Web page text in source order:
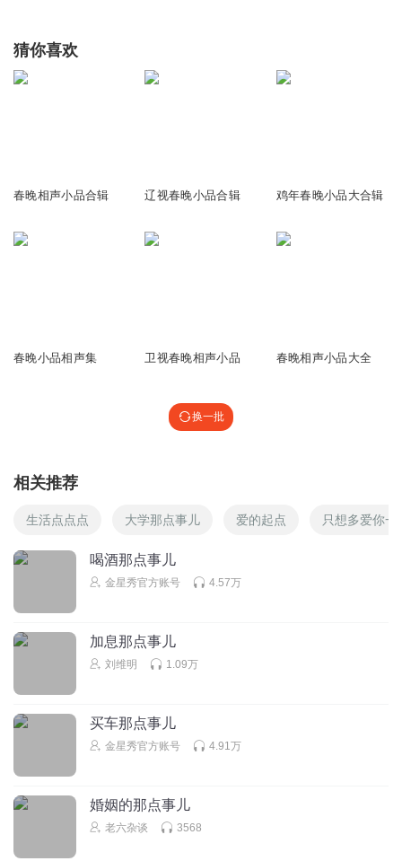
猜你喜欢
春晚相声小品合辑 辽视春晚小品合辑 鸡年春晚小品大合辑
春晚小品相声集 卫视春晚相声小品 春晚相声小品大全
换一批
相关推荐
生活点点点 大学那点事儿 爱的起点 只想多爱你一
喝酒那点事儿
金星秀官方账号 4.57万
加息那点事儿
刘维明 1.09万
买车那点事儿
金星秀官方账号 4.91万
婚姻的那点事儿
老六杂谈 3568